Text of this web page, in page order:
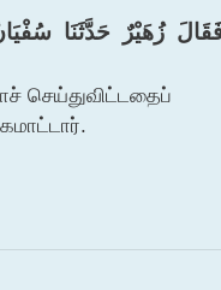
‏زُهَيْرٌ ‏ ‏حَدَّثَنَا
செய்துவிட்டதைப்